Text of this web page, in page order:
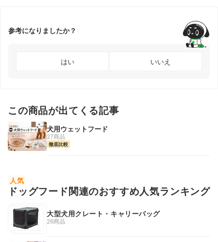
参考になりましたか？
はい いいえ
この商品が出てくる記事
犬用ウェットフード
27商品
徹底比較
人気
ドッグフード関連のおすすめ人気ランキング
大型犬用クレート・キャリーバッグ
26商品